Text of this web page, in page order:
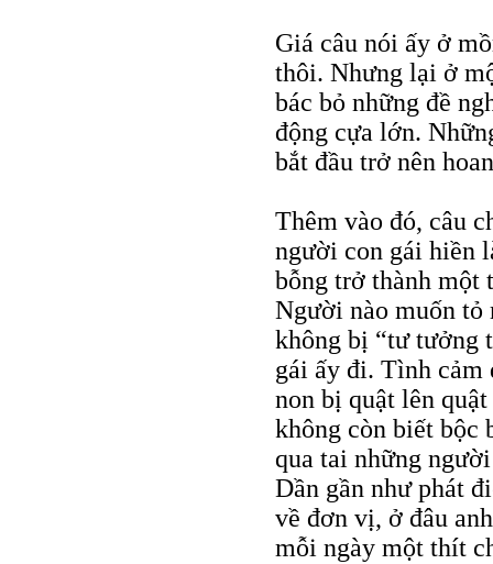
Giá câu nói ấy ở
thôi. Nhưng lại ở
bác bỏ những đề
động cựa lớn.
bắt đầu trở nên
Thêm vào đó, câu
người con gái hiền
bỗng trở thành một
Người nào muốn tỏ
không bị “tư tưởng
gái ấy đi. Tình cảm
non bị quật lên
không còn biết bộc
qua tai những
Dần gần như phát
về đơn vị, ở đâu
mỗi ngày một thít